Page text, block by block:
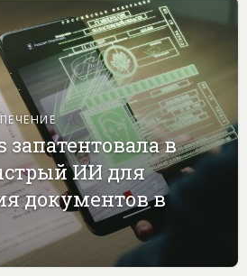
запатентовала в
ИИ для
документов в